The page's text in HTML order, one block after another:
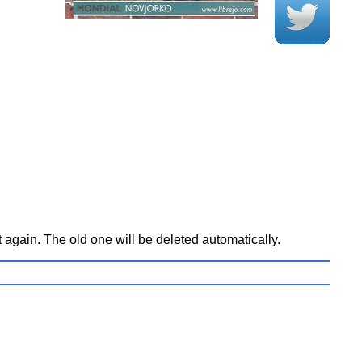
The old one will be deleted automatically.